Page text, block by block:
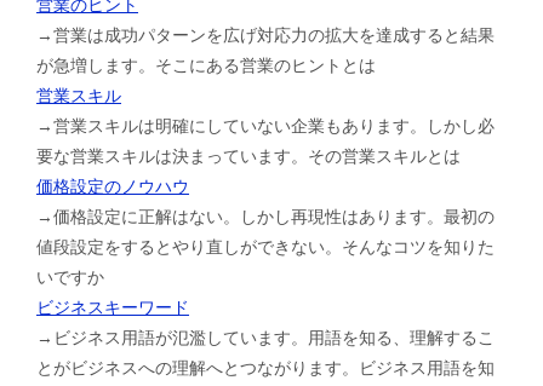
営業のヒント
→営業は成功パターンを広げ対応力の拡大を達成すると結果
が急増します。そこにある営業のヒントとは
営業スキル
→営業スキルは明確にしていない企業もあります。しかし必
要な営業スキルは決まっています。その営業スキルとは
価格設定のノウハウ
→価格設定に正解はない。しかし再現性はあります。最初の
値段設定をするとやり直しができない。そんなコツを知りた
いですか
ビジネスキーワード
→ビジネス用語が氾濫しています。用語を知る、理解するこ
とがビジネスへの理解へとつながります。ビジネス用語を知